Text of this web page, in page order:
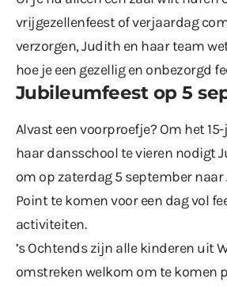
vrijgezellenfeest of verjaardag
verzorgen, Judith en haar team
hoe je een gezellig en onbezorgd
Jubileumfeest op 5
Alvast een voorproefje? Om het
haar dansschool te vieren nodigt
om op zaterdag 5 september naar
Point te komen voor een dag vol
activiteiten.
’s Ochtends zijn alle kinderen uit
omstreken welkom om te komen